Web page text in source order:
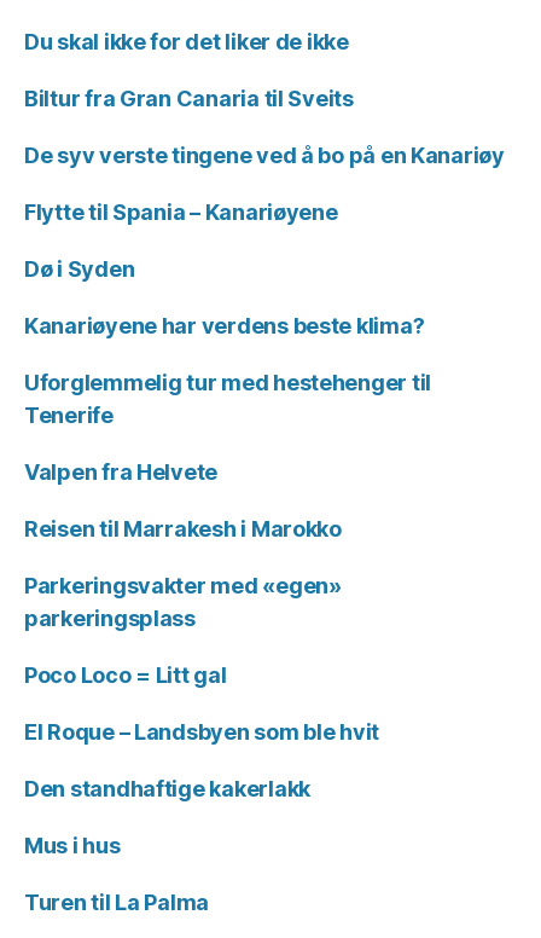
Du skal ikke for det liker de ikke
Biltur fra Gran Canaria til Sveits
De syv verste tingene ved å bo på en Kanariøy
Flytte til Spania – Kanariøyene
Dø i Syden
Kanariøyene har verdens beste klima?
Uforglemmelig tur med hestehenger til
Tenerife
Valpen fra Helvete
Reisen til Marrakesh i Marokko
Parkeringsvakter med «egen»
parkeringsplass
Poco Loco = Litt gal
El Roque – Landsbyen som ble hvit
Den standhaftige kakerlakk
Mus i hus
Turen til La Palma